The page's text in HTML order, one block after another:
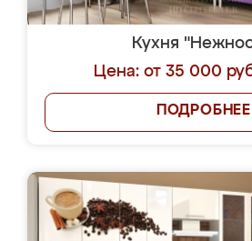
Кухня
Цена: от 35 000
ПОДРОБНЕЕ